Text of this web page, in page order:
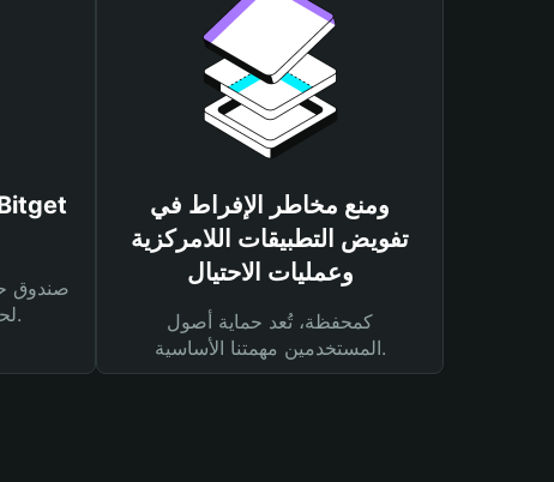
لحماية أصولك ومعاملاتك.
ومنع مخاطر الإفراط في
تفويض التطبيقات اللامركزية
وعمليات الاحتيال
كمحفظة، تُعد حماية أصول
المستخدمين مهمتنا الأساسية.